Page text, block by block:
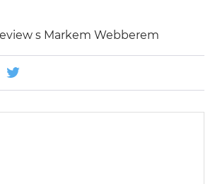
s Markem Webberem